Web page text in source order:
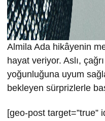
Almila Ada hikâyenin
hayat veriyor. Aslı,
yoğunluğuna uyum
bekleyen sürprizlerle
[geo-post target=”true”